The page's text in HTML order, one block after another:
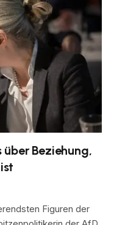
über Beziehung,
Figuren der